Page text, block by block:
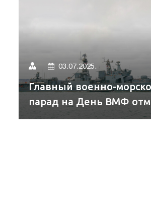
03.07.2025.
Главный военно-
парад на День ВМФ